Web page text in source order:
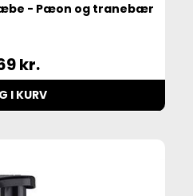
- Pæon og tranebær
kr.
I KURV